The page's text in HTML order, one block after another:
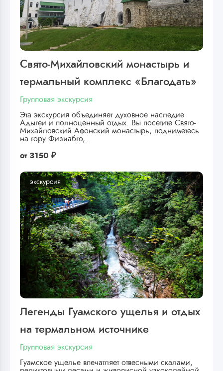
Свято-Михайловский монастырь и
термальный комплекс «Благодать»
Групповая экскурсия
Эта экскурсия объединяет духовное наследие
Адыгеи и полноценный отдых. Вы посетите Свято-
Михайловский Афонский монастырь, подниметесь
на гору Физиабго,…
от 3150 ₽
экскурсия
Легенды Гуамского ущелья и отдых
на термальном источнике
Групповая экскурсия
Гуамское ущелье впечатляет отвесными скалами,